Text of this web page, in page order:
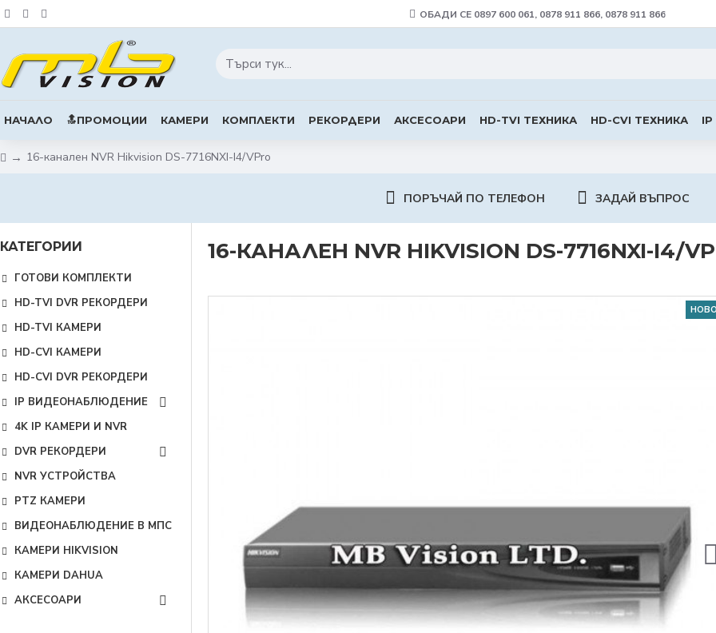
ОБАДИ СЕ 0897 600 061, 0878 911 866, 0878 911 866
НАЧАЛО 🔝ПРОМОЦИИ КАМЕРИ КОМПЛЕКТИ РЕКОРДЕРИ АКСЕСОАРИ HD-TVI ТЕХНИКА HD-CVI ТЕХНИКА
16-канален NVR Hikvision DS-7716NXI-I4/VPro
ПОРЪЧАЙ ПО ТЕЛЕФОН ЗАДАЙ ВЪПРОС
КАТЕГОРИИ
ГОТОВИ КОМПЛЕКТИ
HD-TVI DVR РЕКОРДЕРИ
HD-TVI КАМЕРИ
HD-CVI КАМЕРИ
HD-CVI DVR РЕКОРДЕРИ
IP ВИДЕОНАБЛЮДЕНИЕ
4K IP КАМЕРИ И NVR
DVR РЕКОРДЕРИ
NVR УСТРОЙСТВА
PTZ КАМЕРИ
ВИДЕОНАБЛЮДЕНИЕ В МПС
КАМЕРИ HIKVISION
КАМЕРИ DAHUA
АКСЕСОАРИ
16-КАНАЛЕН NVR HIKVISION DS-7716NXI-I4/
НОВО